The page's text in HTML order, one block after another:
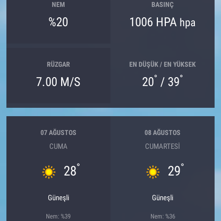
NEM
%20
BASINÇ
1006 HPA hpa
RÜZGAR
7.00 M/S
EN DÜŞÜK / EN YÜKSEK
20° / 39°
07 AĞUSTOS
CUMA
28°
Güneşli
Nem: %39
08 AĞUSTOS
CUMARTESI
29°
Güneşli
Nem: %36